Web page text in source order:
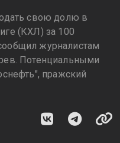
свою долю в
(КХЛ) за 100
журналистам
Потенциальными
пражский